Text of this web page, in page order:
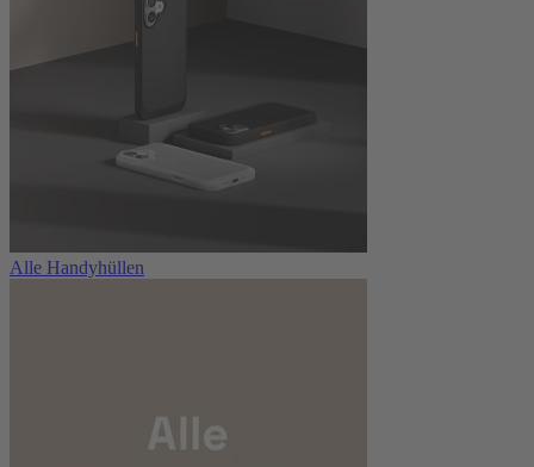
Alle Handyhüllen